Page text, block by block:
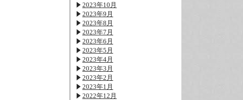
2023年10月
2023年9月
2023年8月
2023年7月
2023年6月
2023年5月
2023年4月
2023年3月
2023年2月
2023年1月
2022年12月